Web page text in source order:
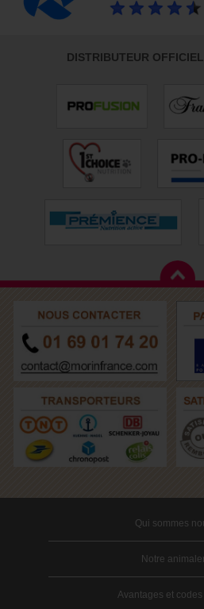
DISTRIBUTEUR
Qui sommes
Notre
Avantages et